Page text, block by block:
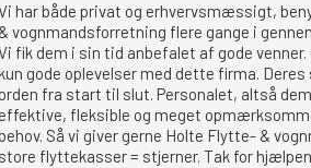
både privat og erhvervsmæssigt, benyttet
flere gange i gennem de
i sin tid anbefalet af gode venner. Og vi
oplevelser med dette firma. Deres
start til slut. Personalet, altså dem der
fleksible og meget opmærksomme på
Så vi giver gerne Holte Flytte- &
= stjerner. Tak for hjælpen